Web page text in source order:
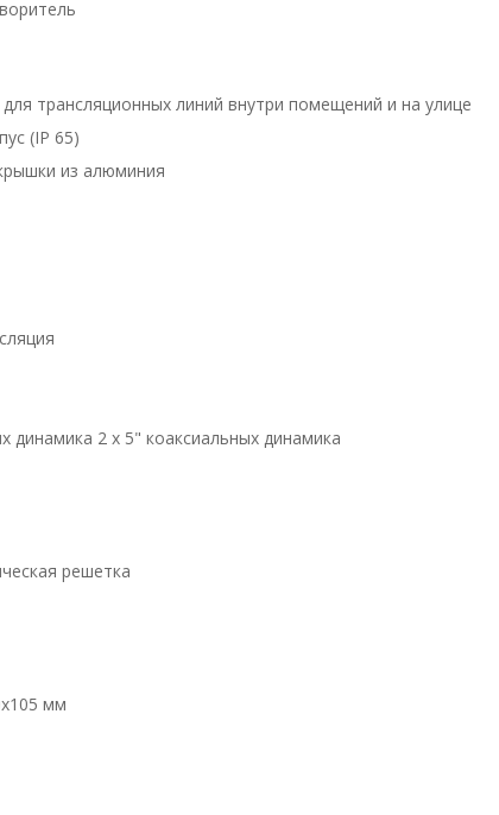
трансляционных линий внутри помещений и на улице
(IP 65)
из алюминия
2 x 5" коаксиальных динамика
решетка
мм